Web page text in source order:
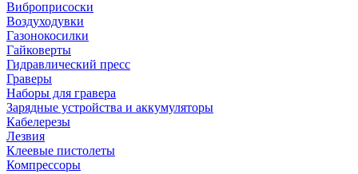
Виброприсоски
Воздуходувки
Газонокосилки
Гайковерты
Гидравлический пресс
Граверы
Наборы для гравера
Зарядные устройства и аккумуляторы
Кабелерезы
Лезвия
Клеевые пистолеты
Компрессоры